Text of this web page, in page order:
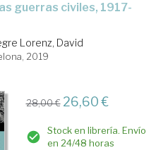
Lorenz, David
2019
28,00 € 26,60 €
Stock en librería. Envío
en 24/48 horas